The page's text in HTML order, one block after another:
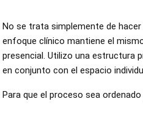
No se trata simplemente de hacer
enfoque clínico mantiene el
presencial. Utilizo una estructura
en conjunto con el espacio
Para que el proceso sea